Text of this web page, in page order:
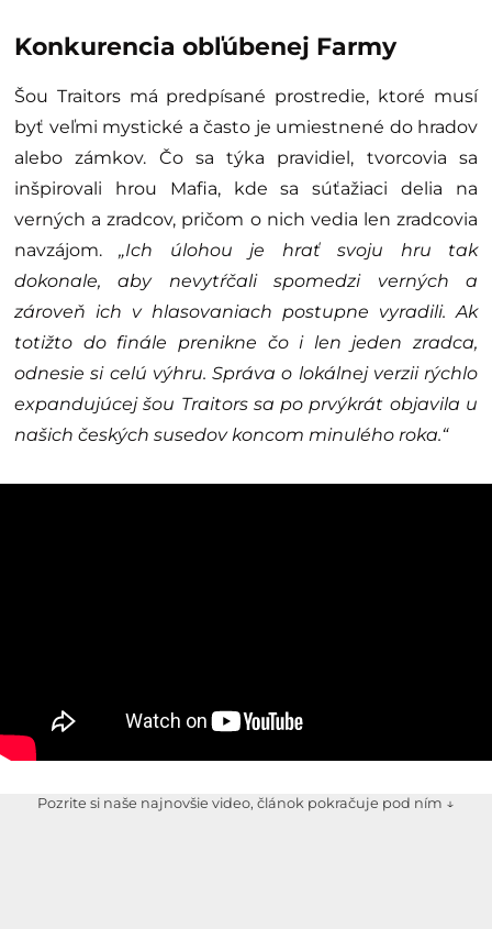
Konkurencia obľúbenej Farmy
Šou Traitors má predpísané prostredie, ktoré musí
byť veľmi mystické a často je umiestnené do hradov
alebo zámkov. Čo sa týka pravidiel, tvorcovia sa
inšpirovali hrou Mafia, kde sa súťažiaci delia na
verných a zradcov, pričom o nich vedia len zradcovia
navzájom. „Ich úlohou je hrať svoju hru tak
dokonale, aby nevytŕčali spomedzi verných a
zároveň ich v hlasovaniach postupne vyradili. Ak
totižto do finále prenikne čo i len jeden zradca,
odnesie si celú výhru. Správa o lokálnej verzii rýchlo
expandujúcej šou Traitors sa po prvýkrát objavila u
našich českých susedov koncom minulého roka.“
Pozrite si naše najnovšie video, článok pokračuje pod ním ↓